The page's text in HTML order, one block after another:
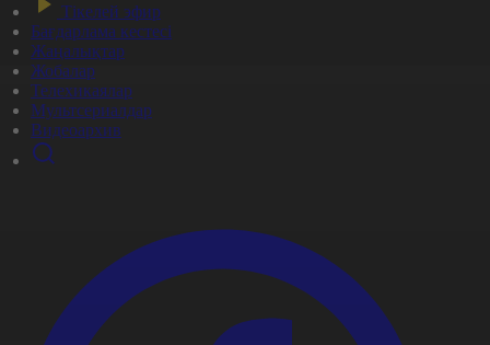
Тікелей эфир
Бағдарлама кестесі
Жаңалықтар
Жобалар
Телехикаялар
Мультсериалдар
Видеоархив